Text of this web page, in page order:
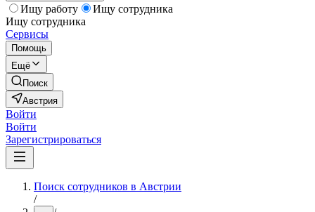
Ищу работу
Ищу сотрудника
Ищу сотрудника
Сервисы
Помощь
Ещё
Поиск
Австрия
Войти
Войти
Зарегистрироваться
Поиск сотрудников в Австрии
/